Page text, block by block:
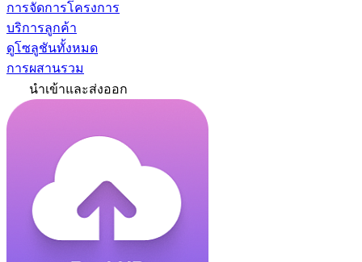
การจัดการโครงการ
บริการลูกค้า
ดูโซลูชันทั้งหมด
การผสานรวม
นำเข้าและส่งออก